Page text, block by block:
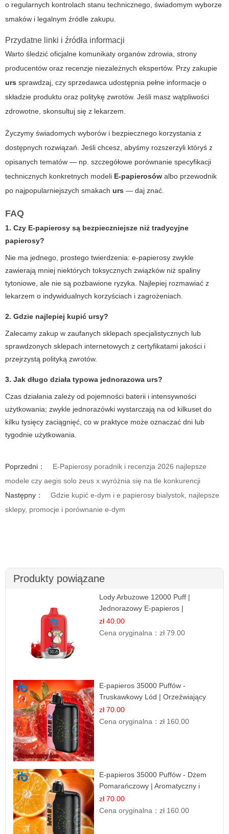
o regularnych kontrolach stanu technicznego, świadomym wyborze
smaków i legalnym źródle zakupu.
Przydatne linki i źródła informacji
Warto śledzić oficjalne komunikaty organów zdrowia, strony
producentów oraz recenzje niezależnych ekspertów. Przy zakupie
urs sprawdzaj, czy sprzedawca udostępnia pełne informacje o
składzie produktu oraz politykę zwrotów. Jeśli masz wątpliwości
zdrowotne, skonsultuj się z lekarzem.
Życzymy świadomych wyborów i bezpiecznego korzystania z
dostępnych rozwiązań. Jeśli chcesz, abyśmy rozszerzyli któryś z
opisanych tematów — np. szczegółowe porównanie specyfikacji
technicznych konkretnych modeli E-papierosów albo przewodnik
po najpopularniejszych smakach urs — daj znać.
FAQ
1. Czy E-papierosy są bezpieczniejsze niż tradycyjne
papierosy?
Nie ma jednego, prostego twierdzenia: e-papierosy zwykle
zawierają mniej niektórych toksycznych związków niż spaliny
tytoniowe, ale nie są pozbawione ryzyka. Najlepiej rozmawiać z
lekarzem o indywidualnych korzyściach i zagrożeniach.
2. Gdzie najlepiej kupić ursy?
Zalecamy zakup w zaufanych sklepach specjalistycznych lub
sprawdzonych sklepach internetowych z certyfikatami jakości i
przejrzystą polityką zwrotów.
3. Jak długo działa typowa jednorazowa urs?
Czas działania zależy od pojemności baterii i intensywności
użytkowania; zwykle jednorazówki wystarczają na od kilkuset do
kilku tysięcy zaciągnięć, co w praktyce może oznaczać dni lub
tygodnie użytkowania.
Poprzedni：
E-Papierosy poradnik i recenzja 2026 najlepsze
modele czy aegis solo zeus x wyróżnia się na tle konkurencji
Następny：
Gdzie kupić e-dym i e papierosy bialystok, najlepsze
sklepy, promocje i porównanie e-dym
Produkty powiązane
Lody Arbuzowe 12000 Puff |
Jednorazowy E-papieros |
Deserowy Smak
zł 40.00
Cena oryginalna：zł 79.00
E-papieros 35000 Puffów -
Truskawkowy Lód | Orzeźwiający
Smak
zł 70.00
Cena oryginalna：zł 160.00
E-papieros 35000 Puffów - Dżem
Pomarańczowy | Aromatyczny i
Długotrwały
zł 70.00
Cena oryginalna：zł 160.00